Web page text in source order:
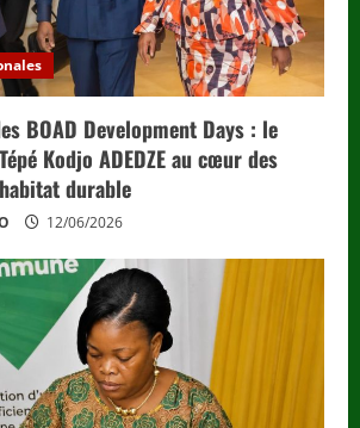
BOAD Development Days : le
Kodjo ADEDZE au cœur des
durable
12/06/2026